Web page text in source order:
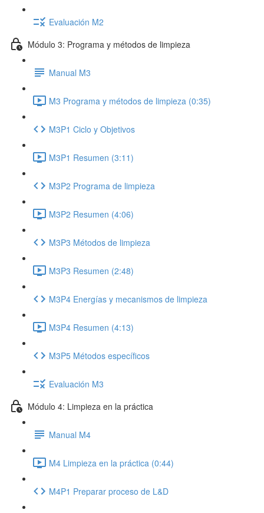
Evaluación M2
Módulo 3: Programa y métodos de limpieza
Manual M3
M3 Programa y métodos de limpieza (0:35)
M3P1 Ciclo y Objetivos
M3P1 Resumen (3:11)
M3P2 Programa de limpieza
M3P2 Resumen (4:06)
M3P3 Métodos de limpieza
M3P3 Resumen (2:48)
M3P4 Energías y mecanismos de limpieza
M3P4 Resumen (4:13)
M3P5 Métodos específicos
Evaluación M3
Módulo 4: Limpieza en la práctica
Manual M4
M4 Limpieza en la práctica (0:44)
M4P1 Preparar proceso de L&D